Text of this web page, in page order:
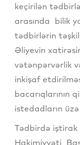
keçirilən
arasında bilik
tədbirlərin
Əliyevin
vətənpərvərlik
inkişaf
bacarıqlarının
istedadların üzə
Tədbirdə iştirak
Hakimiyyəti